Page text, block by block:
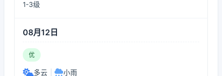
1-3级
08月12日
优
多云 小雨